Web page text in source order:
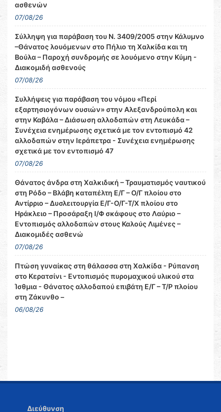
ασθενών
07/08/26
Σύλληψη για παράβαση του Ν. 3409/2005 στην Κάλυμνο
–Θάνατος λουόμενων στο Πήλιο τη Χαλκίδα και τη
Βούλα – Παροχή συνδρομής σε λουόμενο στην Κύμη -
Διακομιδή ασθενούς
07/08/26
Συλλήψεις για παράβαση του νόμου «Περί
εξαρτησιογόνων ουσιών» στην Αλεξανδρούπολη και
στην Καβάλα – Διάσωση αλλοδαπών στη Λευκάδα –
Συνέχεια ενημέρωσης σχετικά με τον εντοπισμό 42
αλλοδαπών στην Ιεράπετρα - Συνέχεια ενημέρωσης
σχετικά με τον εντοπισμό 47
07/08/26
Θάνατος άνδρα στη Χαλκιδική – Τραυματισμός ναυτικού
στη Ρόδο – Βλάβη καταπέλτη Ε/Γ – Ο/Γ πλοίου στο
Αντίρριο – Δυσλειτουργία Ε/Γ-Ο/Γ-Τ/Χ πλοίου στο
Ηράκλειο – Προσάραξη Ι/Φ σκάφους στο Λαύριο –
Εντοπισμός αλλοδαπών στους Καλούς Λιμένες –
Διακομιδές ασθενώ
07/08/26
Πτώση γυναίκας στη θάλασσα στη Χαλκίδα - Ρύπανση
στο Κερατσίνι - Εντοπισμός πυρομαχικού υλικού στα
Ίσθμια - Θάνατος αλλοδαπού επιβάτη Ε/Γ – Τ/Ρ πλοίου
στη Ζάκυνθο –
06/08/26
Διεύθυνση